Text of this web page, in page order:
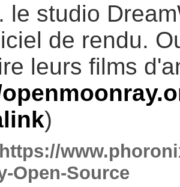
le studio
de rendu.
leurs films
)
https://
Open-Source